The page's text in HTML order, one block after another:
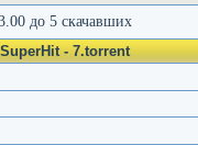
до 5 скачавших
- 7.torrent